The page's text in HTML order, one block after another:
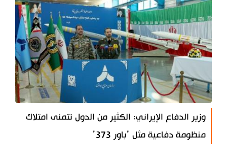
وزير الدفاع الإيراني: الكثير من الدول تتمنى امتلاك
منظومة دفاعية مثل "باور 373"